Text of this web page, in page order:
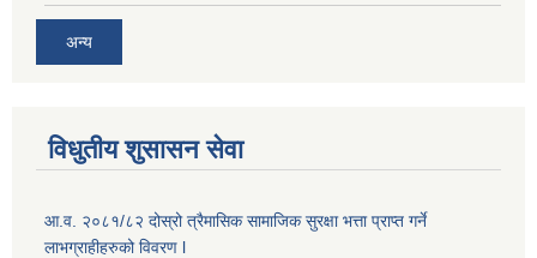
अन्य
विधुतीय शुसासन सेवा
आ.व. २०८१/८२ दोस्रो त्रैमासिक सामाजिक सुरक्षा भत्ता प्राप्त गर्ने
लाभग्राहीहरुको विवरण l